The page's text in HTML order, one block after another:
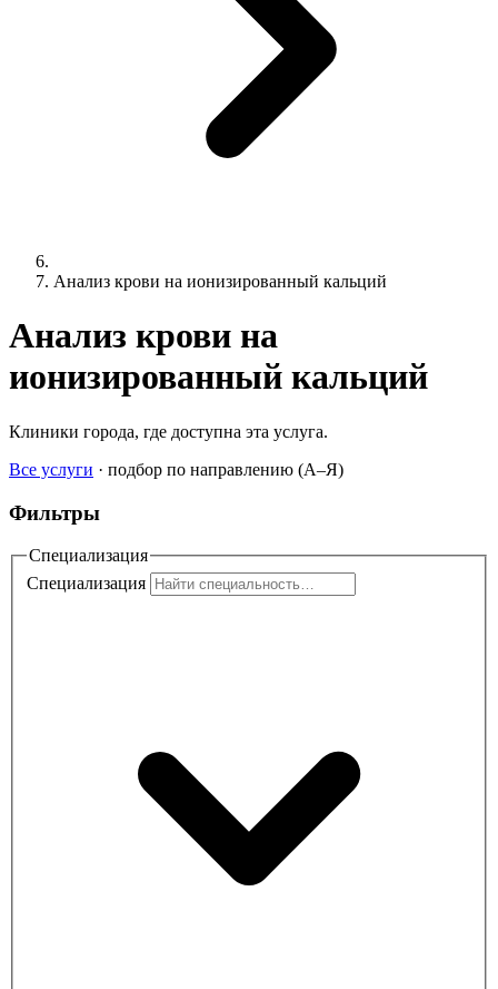
Анализ крови на ионизированный кальций
Анализ крови на
ионизированный кальций
Клиники города, где доступна эта услуга.
Все услуги · подбор по направлению (A–Я)
Фильтры
Специализация
Специализация